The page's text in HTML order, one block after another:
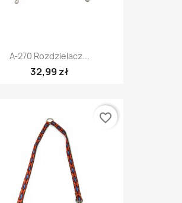
A-270 Rozdzielacz...
32,99 zł
favorite_border